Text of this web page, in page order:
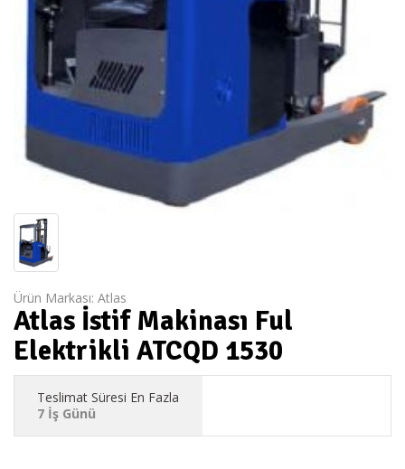
Ürün Markası: Atlas
Atlas İstif Makinası Ful
Elektrikli ATCQD 1530
Teslimat Süresi En Fazla
7 İş Günü